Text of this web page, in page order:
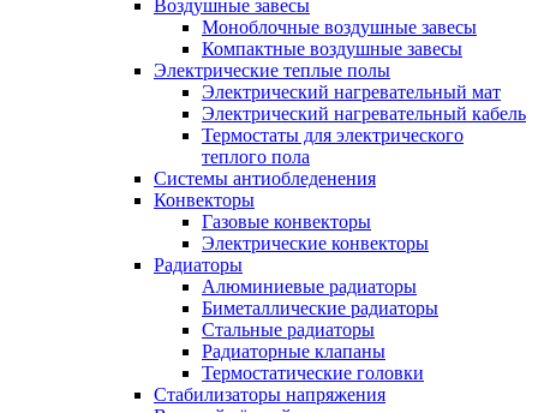
Воздушные завесы
Моноблочные воздушные завесы
Компактные воздушные завесы
Электрические теплые полы
Электрический нагревательный мат
Электрический нагревательный кабель
Термостаты для электрического
теплого пола
Системы антиобледенения
Конвекторы
Газовые конвекторы
Электрические конвекторы
Радиаторы
Алюминиевые радиаторы
Биметаллические радиаторы
Стальные радиаторы
Радиаторные клапаны
Термостатические головки
Стабилизаторы напряжения